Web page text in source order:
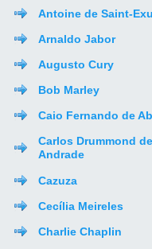
Antoine de Saint-
Arnaldo Jabor
Augusto Cury
Bob Marley
Caio Fernando de
Carlos Drummond de
Andrade
Cazuza
Cecília Meireles
Charlie Chaplin